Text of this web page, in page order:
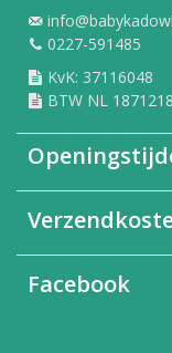
0227-591485
KvK: 37116048
BTW NL
Facebook